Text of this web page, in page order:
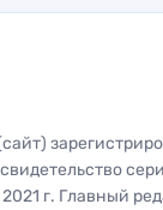
г. Главный